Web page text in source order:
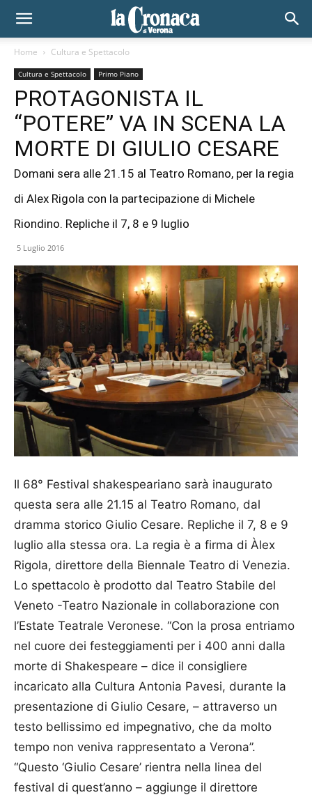
Home Cultura e Spettacolo
Cultura e Spettacolo Primo Piano
PROTAGONISTA IL
“POTERE” VA IN SCENA LA
MORTE DI GIULIO CESARE
Domani sera alle 21.15 al Teatro Romano, per la regia
di Alex Rigola con la partecipazione di Michele
Riondino. Repliche il 7, 8 e 9 luglio
5 Luglio 2016
Il 68° Festival shakespeariano sarà inau­gurato
questa sera alle 21.15 al Teatro Romano, dal
dramma storico Giulio Cesare. Repliche il 7, 8 e 9
luglio alla stessa ora. La regia è a firma di Àlex
Rigola, direttore della Biennale Teatro di Venezia.
Lo spettacolo è prodotto dal Teatro Sta­bile del
Veneto -Teatro Nazio­nale in collaborazione con
l’Estate Teatrale Verone­se. “Con la prosa entriamo
nel cuore dei festeggiamenti per i 400 anni dalla
morte di Shake­speare – dice il consigliere
incaricato alla Cultura Antonia Pavesi, durante la
presentazione di Giulio Cesare, – attraverso un
testo bellissimo ed impegnativo, che da molto
tempo non ve­ni­­va rappresentato a Verona”.
“Questo ‘Giulio Cesare’ rientra nella linea del
festival di quest’anno – aggiunge il direttore